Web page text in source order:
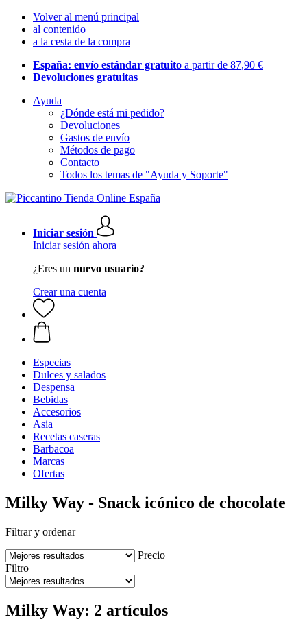
Volver al menú principal
al contenido
a la cesta de la compra
España: envío estándar gratuito a partir de 87,90 €
Devoluciones gratuitas
Ayuda
¿Dónde está mi pedido?
Devoluciones
Gastos de envío
Métodos de pago
Contacto
Todos los temas de "Ayuda y Soporte"
Iniciar sesión
Iniciar sesión ahora
¿Eres un nuevo usuario?
Crear una cuenta
Especias
Dulces y salados
Despensa
Bebidas
Accesorios
Asia
Recetas caseras
Barbacoa
Marcas
Ofertas
Milky Way - Snack icónico de chocolate
Filtrar y ordenar
Precio
Filtro
Milky Way: 2 artículos